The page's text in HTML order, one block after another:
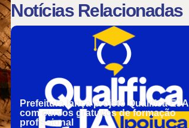
Notícias Relacionadas
Prefeitura lança projeto Qualifica EJA
com cursos gratuitos de formação
profissional